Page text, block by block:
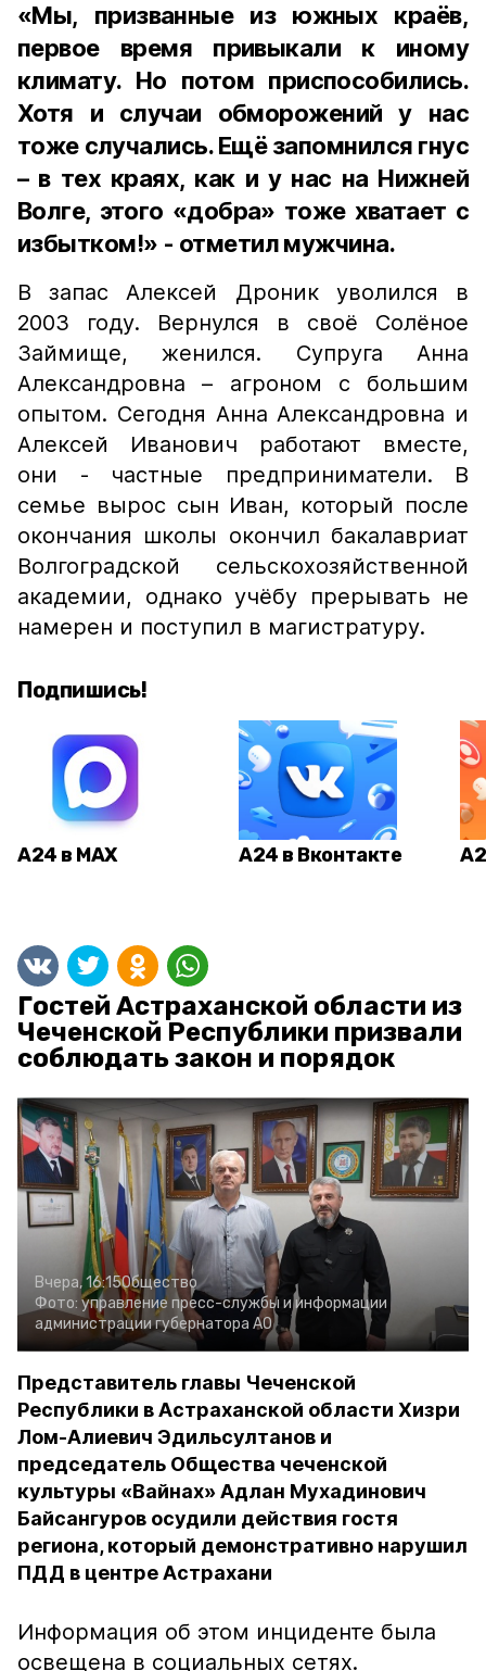
«Мы, призванные из южных краёв,
первое время привыкали к иному
климату. Но потом приспособились.
Хотя и случаи обморожений у нас
тоже случались. Ещё запомнился гнус
– в тех краях, как и у нас на Нижней
Волге, этого «добра» тоже хватает с
избытком!» - отметил мужчина.
В запас Алексей Дроник уволился в
2003 году. Вернулся в своё Солёное
Займище, женился. Супруга Анна
Александровна – агроном с большим
опытом. Сегодня Анна Александровна и
Алексей Иванович работают вместе,
они - частные предприниматели. В
семье вырос сын Иван, который после
окончания школы окончил бакалавриат
Волгоградской сельскохозяйственной
академии, однако учёбу прерывать не
намерен и поступил в магистратуру.
Подпишись!
А24 в MAX А24 в Вконтакте
Гостей Астраханской области из
Чеченской Республики призвали
соблюдать закон и порядок
Вчера, 16:15Общество
Фото: управление пресс-службы и информации
администрации губернатора АО
Представитель главы Чеченской
Республики в Астраханской области Хизри
Лом-Алиевич Эдильсултанов и
председатель Общества чеченской
культуры «Вайнах» Адлан Мухадинович
Байсангуров осудили действия гостя
региона, который демонстративно нарушил
ПДД в центре Астрахани
Информация об этом инциденте была
освещена в социальных сетях.